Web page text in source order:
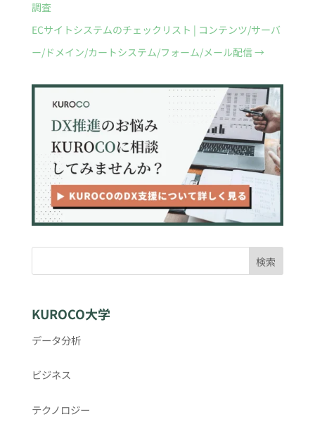
調査
ECサイトシステムのチェックリスト | コンテンツ/サーバ
ー/ドメイン/カートシステム/フォーム/メール配信→
検索
KUROCO大学
データ分析
ビジネス
テクノロジー